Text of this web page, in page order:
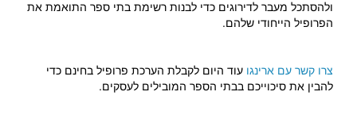
ולהסתכל מעבר לדירוגים כדי לבנות רשימת בתי ספר התואמת את
הפרופיל הייחודי שלהם.
צרו קשר עם ארינגו עוד היום לקבלת הערכת פרופיל בחינם כדי
להבין את סיכוייכם בבתי הספר המובילים לעסקים.